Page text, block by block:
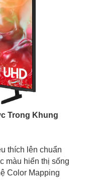
Trong Khung
thích lên chuẩn
màu hiển thị sống
Color Mapping